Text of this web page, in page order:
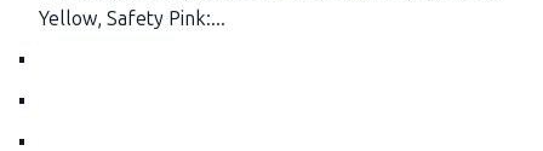
Yellow, Safety Pink:...